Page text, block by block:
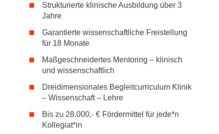
Strukturierte klinische Ausbildung über 3
Jahre
Garantierte wissenschaftliche Freistellung
für 18 Monate
Maßgeschneidertes Mentoring – klinisch
und wissenschaftlich
Dreidimensionales Begleitcurriculum Klinik
– Wissenschaft – Lehre
Bis zu 28.000,- € Fördermittel für jede*n
Kollegiat*in